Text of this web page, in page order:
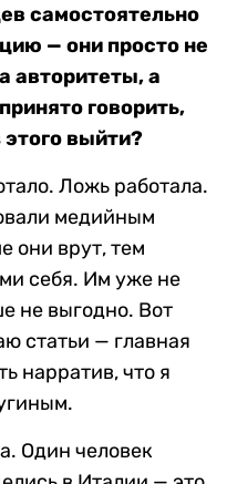
самостоятельно
— они просто не
авторитеты, а
говорить,
выйти?
Ложь работала.
медийным
они врут, тем
себя. Им уже не
не выгодно. Вот
статьи — главная
нарратив, что я
Один человек